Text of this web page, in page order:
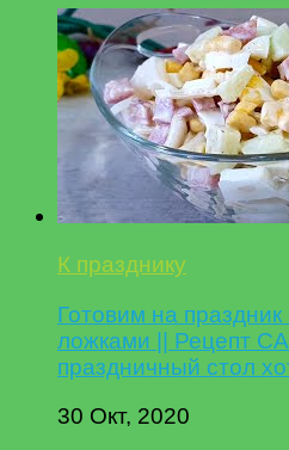
К празднику
Готовим на
ложками || Рецепт
праздничный стол
30 Окт, 2020